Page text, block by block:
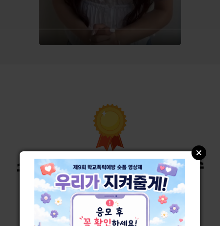
스마트폰 영상제 역대 대상 수
상작